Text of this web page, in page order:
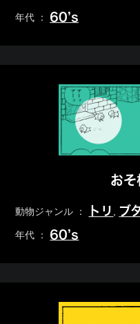
年代 ： 60’s
おそ
動物ジャンル ： トリ ブ
年代 ： 60’s